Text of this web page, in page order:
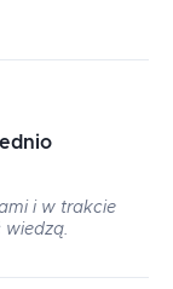
i w trakcie
wiedzą.